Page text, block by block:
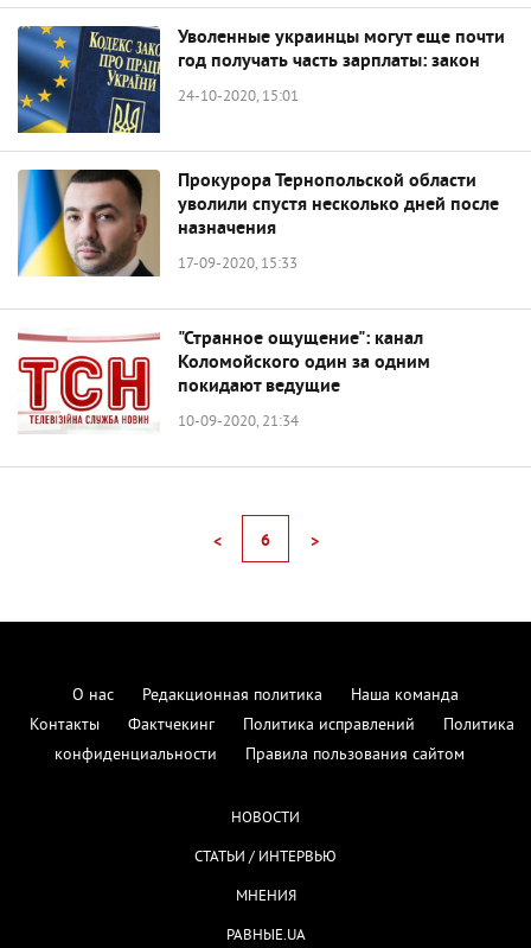
Уволенные украинцы могут еще почти
год получать часть зарплаты: закон
24-10-2020, 15:01
Прокурора Тернопольской области
уволили спустя несколько дней после
назначения
17-09-2020, 15:33
"Странное ощущение": канал
Коломойского один за одним
покидают ведущие
10-09-2020, 21:34
< 6 >
О нас Редакционная политика
Наша команда
Контакты
Фактчекинг Политика исправлений
Политика
конфиденциальности
Правила пользования сайтом
НОВОСТИ
СТАТЬИ / ИНТЕРВЬЮ
МНЕНИЯ
РАВНЫЕ.UA